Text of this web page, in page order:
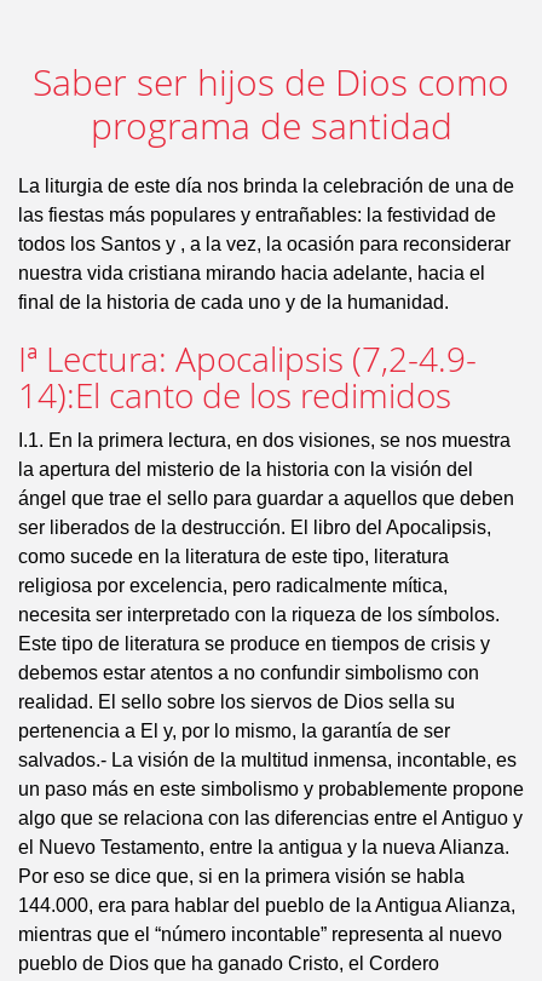
Saber ser hijos de Dios como
programa de santidad
La liturgia de este día nos brinda la celebración de una de
las fiestas más populares y entrañables: la festividad de
todos los Santos y , a la vez, la ocasión para reconsiderar
nuestra vida cristiana mirando hacia adelante, hacia el
final de la historia de cada uno y de la humanidad.
Iª Lectura: Apocalipsis (7,2-4.9-
14):El canto de los redimidos
I.1. En la primera lectura, en dos visiones, se nos muestra
la apertura del misterio de la historia con la visión del
ángel que trae el sello para guardar a aquellos que deben
ser liberados de la destrucción. El libro del Apocalipsis,
como sucede en la literatura de este tipo, literatura
religiosa por excelencia, pero radicalmente mítica,
necesita ser interpretado con la riqueza de los símbolos.
Este tipo de literatura se produce en tiempos de crisis y
debemos estar atentos a no confundir simbolismo con
realidad. El sello sobre los siervos de Dios sella su
pertenencia a El y, por lo mismo, la garantía de ser
salvados.- La visión de la multitud inmensa, incontable, es
un paso más en este simbolismo y probablemente propone
algo que se relaciona con las diferencias entre el Antiguo y
el Nuevo Testamento, entre la antigua y la nueva Alianza.
Por eso se dice que, si en la primera visión se habla
144.000, era para hablar del pueblo de la Antigua Alianza,
mientras que el “número incontable” representa al nuevo
pueblo de Dios que ha ganado Cristo, el Cordero